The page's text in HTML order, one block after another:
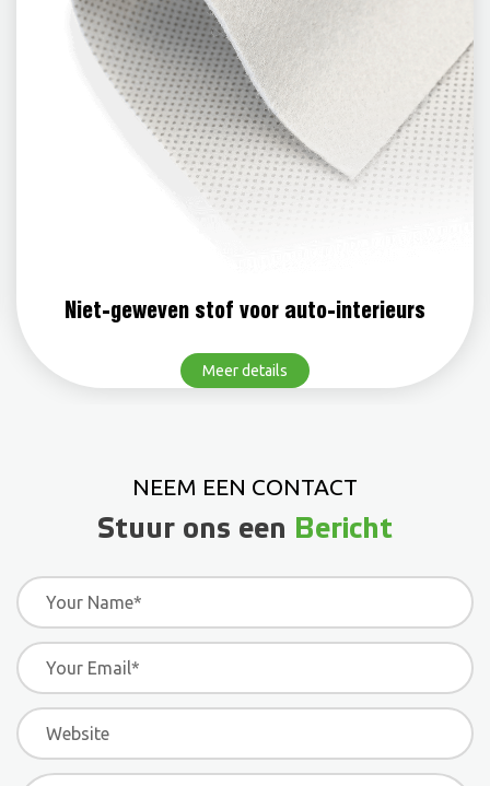
Niet-geweven stof voor auto-interieurs
Meer details
NEEM EEN CONTACT
Stuur ons een Bericht